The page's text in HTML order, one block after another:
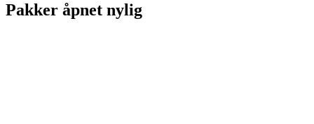
Pakker åpnet nylig